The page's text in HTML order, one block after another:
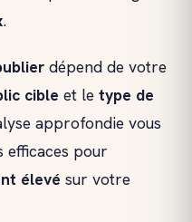
.
dépend de votre
cible et le type de
approfondie vous
efficaces pour
élevé sur votre